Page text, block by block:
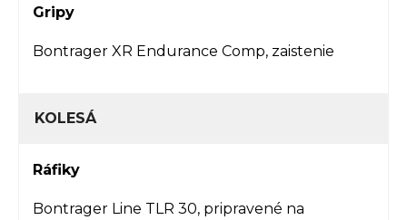
Gripy
Bontrager XR Endurance Comp, zaistenie
KOLESÁ
Ráfiky
Bontrager Line TLR 30, pripravené na